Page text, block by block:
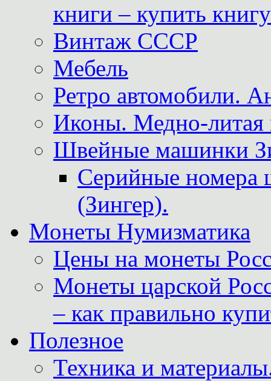
книги – купить
Винтаж СССР
Мебель
Ретро автомобили.
Иконы. Медно-литая
Швейные машинки
Серийные
(Зингер).
Монеты Нумизматика
Цены на монеты
Монеты царской
– как правильно
Полезное
Техника и